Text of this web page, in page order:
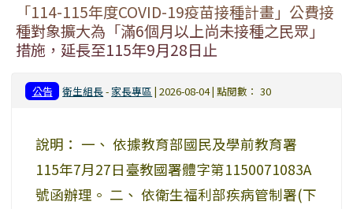
「114-115年度COVID-19疫苗接種計畫」公費接
種對象擴大為「滿6個月以上尚未接種之民眾」
措施，延長至115年9月28日止
公告 衛生組長- 家長專區 | 2026-08-04 | 點閱數： 30
說明： 一、 依據教育部國民及學前教育署
115年7月27日臺教國署體字第1150071083A
號函辦理。 二、 依衛生福利部疾病管制署(下